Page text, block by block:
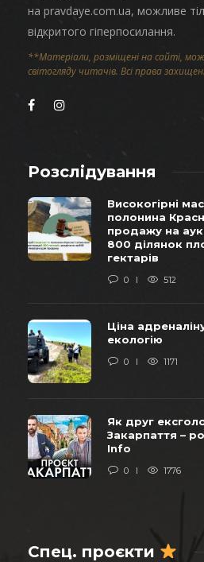
на pravdaye.com.ua, можливе
відкритого гіперпосилання.
**Матеріали, розміщені на сайті,
світогляду читачів. Всі права
Розслідування
Високогірні
полонина
продажу на
800 ділянок
гектарів
0 512
Ціна
екологію
0 1171
Як друг
Закарпаття –
Info
0 1776
Спец. проєкти